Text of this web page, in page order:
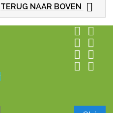
TERUG NAAR BOVEN 
 
 
 
 